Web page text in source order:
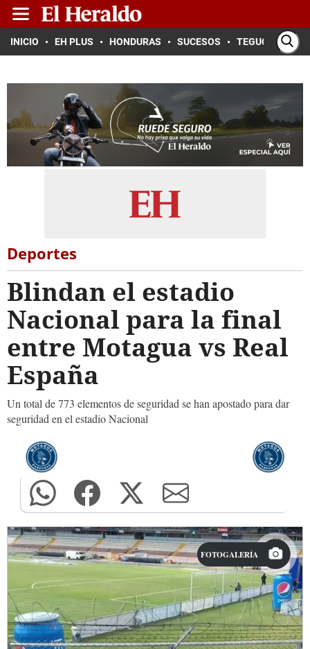
INICIO EH PLUS HONDURAS SUCESOS TEGUCIGALPA
Deportes
Blindan el estadio
Nacional para la final
entre Motagua vs Real
España
Un total de 773 elementos de seguridad se han apostado para dar
seguridad en el estadio Nacional
FOTOGALERÍA